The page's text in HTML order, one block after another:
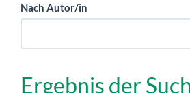
Nach Autor/in
Ergebnis der